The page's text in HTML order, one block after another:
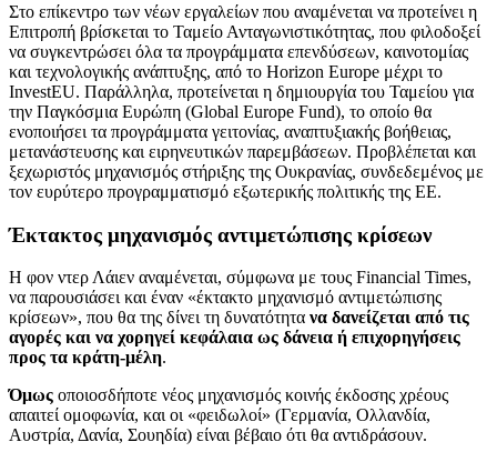
Στο επίκεντρο των νέων εργαλείων που αναμένεται να προτείνει η
Επιτροπή βρίσκεται το Ταμείο Ανταγωνιστικότητας, που φιλοδοξεί
να συγκεντρώσει όλα τα προγράμματα επενδύσεων, καινοτομίας
και τεχνολογικής ανάπτυξης, από το Horizon Europe μέχρι το
InvestEU. Παράλληλα, προτείνεται η δημιουργία του Ταμείου για
την Παγκόσμια Ευρώπη (Global Europe Fund), το οποίο θα
ενοποιήσει τα προγράμματα γειτονίας, αναπτυξιακής βοήθειας,
μετανάστευσης και ειρηνευτικών παρεμβάσεων. Προβλέπεται και
ξεχωριστός μηχανισμός στήριξης της Ουκρανίας, συνδεδεμένος με
τον ευρύτερο προγραμματισμό εξωτερικής πολιτικής της ΕΕ.
Έκτακτος μηχανισμός αντιμετώπισης κρίσεων
Η φον ντερ Λάιεν αναμένεται, σύμφωνα με τους Financial Times,
να παρουσιάσει και έναν «έκτακτο μηχανισμό αντιμετώπισης
κρίσεων», που θα της δίνει τη δυνατότητα να δανείζεται από τις
αγορές και να χορηγεί κεφάλαια ως δάνεια ή επιχορηγήσεις
προς τα κράτη-μέλη.
Όμως οποιοσδήποτε νέος μηχανισμός κοινής έκδοσης χρέους
απαιτεί ομοφωνία, και οι «φειδωλοί» (Γερμανία, Ολλανδία,
Αυστρία, Δανία, Σουηδία) είναι βέβαιο ότι θα αντιδράσουν.